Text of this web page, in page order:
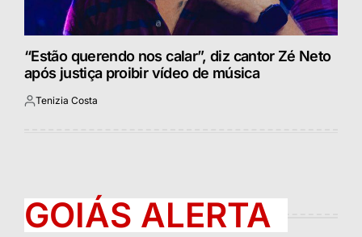
“Estão querendo nos calar”, diz cantor Zé Neto
após justiça proibir vídeo de música
Postado
Tenizia Costa
GOIÁS ALERTA